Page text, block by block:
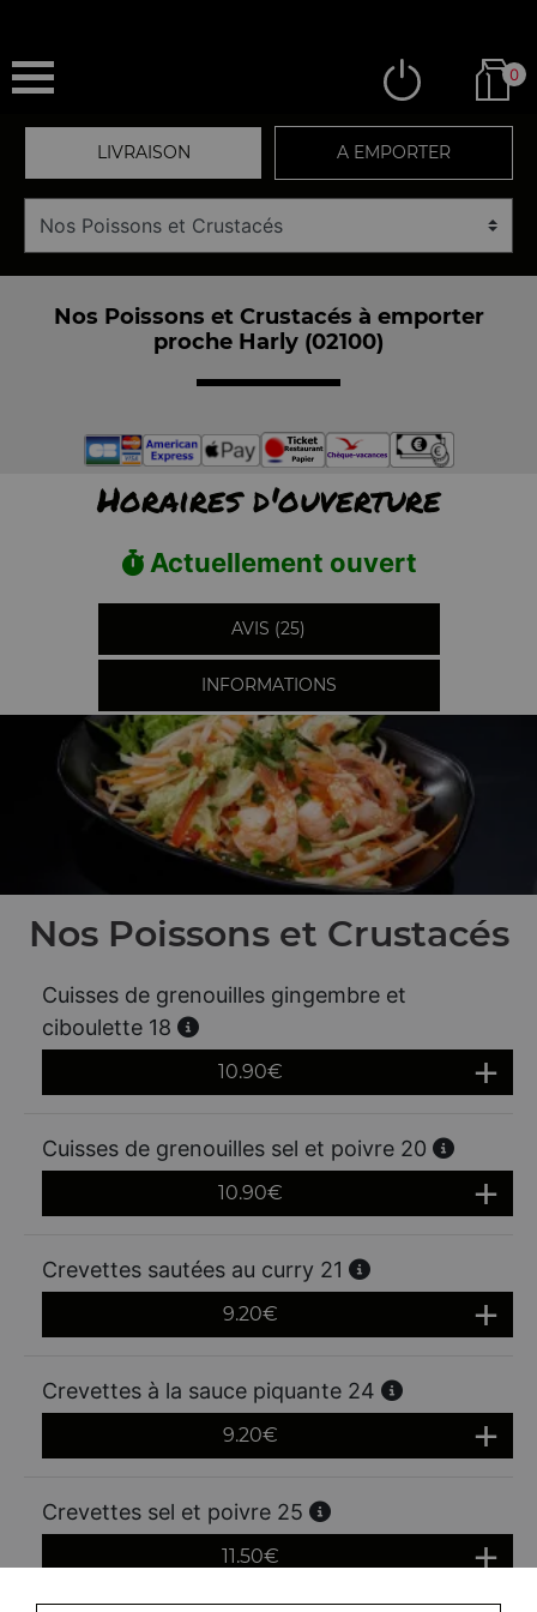
0
LIVRAISON A EMPORTER
Nos Poissons et Crustacés à emporter
proche Harly (02100)
Horaires d'ouverture
Actuellement ouvert
AVIS (25)
INFORMATIONS
Nos Poissons et Crustacés
Cuisses de grenouilles gingembre et
ciboulette 18
10.90€
Cuisses de grenouilles sel et poivre 20
10.90€
Crevettes sautées au curry 21
9.20€
Crevettes à la sauce piquante 24
9.20€
Crevettes sel et poivre 25
11.50€